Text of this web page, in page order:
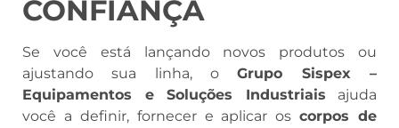
CONFIANÇA
Se você está lançando novos produtos ou
ajustando sua linha, oGrupo Sispex –
Equipamentos e Soluções Industriais ajuda
você a definir, fornecer e aplicar oscorpos de